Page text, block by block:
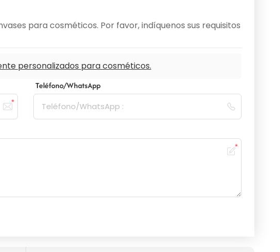
para cosméticos. Por favor, indíquenos sus requisitos
personalizados para cosméticos.
Teléfono/WhatsApp